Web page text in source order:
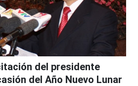
del presidente
del Año Nuevo Lunar